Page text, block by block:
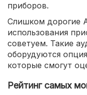
приборов.
Слишком дорогие
использования
советуем. Такие
оборудуются
которые смогут
Рейтинг самых